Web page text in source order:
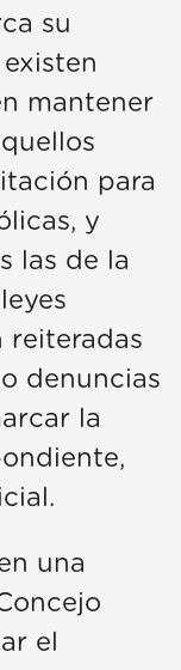
su
mantener
para
y
las de la
reiteradas
denuncias
la
una
el